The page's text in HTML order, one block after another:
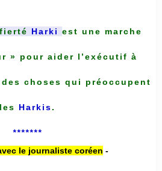
Harki est une marche
» pour aider l’exécutif à
choses qui préoccupent
les Harkis.
*******
le journaliste coréen -